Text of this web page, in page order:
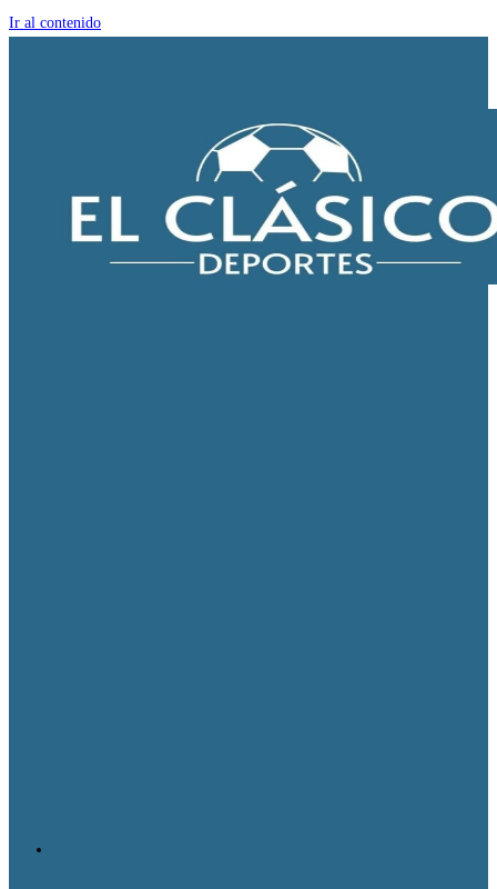
Ir al contenido